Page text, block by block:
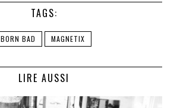
TAGS:
BORN BAD MAGNETIX
LIRE AUSSI